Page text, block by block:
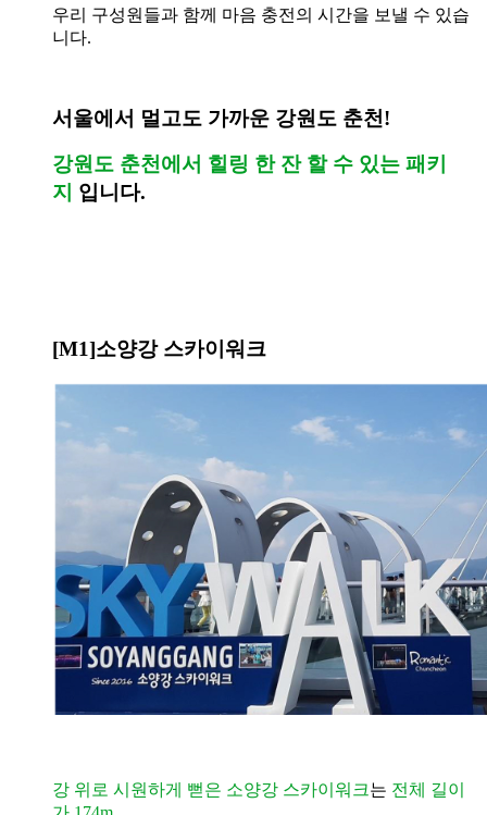
우리 구성원들과 함께 마음 충전의 시간을 보낼 수 있습
니다.
서울에서 멀고도 가까운 강원도 춘천!
강원도 춘천에서 힐링 한 잔 할 수 있는 패키
지 입니다.
[M1]소양강 스카이워크
강 위로 시원하게 뻗은 소양강 스카이워크는 전체 길이